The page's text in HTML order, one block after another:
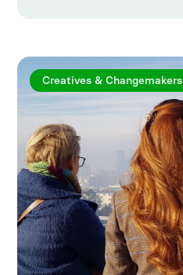
Creatives & Changemakers